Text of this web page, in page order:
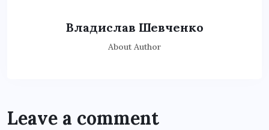
Владислав Шевченко
About Author
Leave a comment